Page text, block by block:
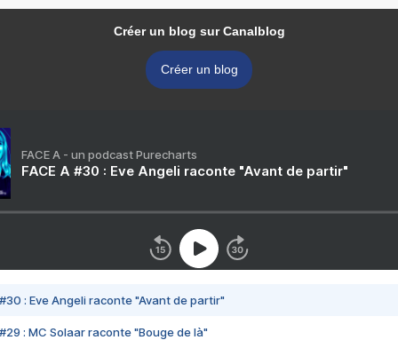
Créer un blog sur Canalblog
Créer un blog
FACE A - un podcast Purecharts
FACE A #30 : Eve Angeli raconte "Avant de partir"
#30 : Eve Angeli raconte "Avant de partir"
#29 : MC Solaar raconte "Bouge de là"